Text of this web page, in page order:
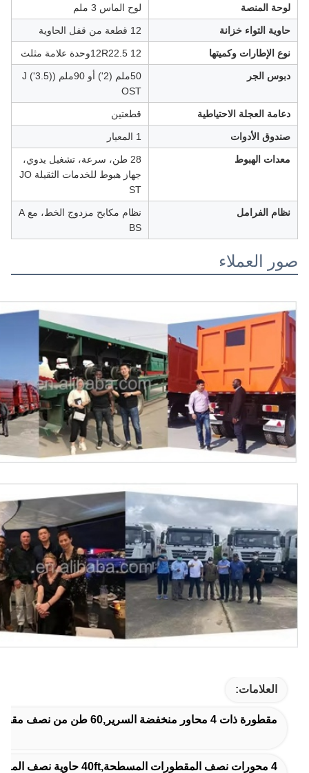
لوحة المنصة لوح الماس 3 ملم
حاوية التواء خزانة 12 قطعة من قفل الحاوية
نوع الإطارات وكميتها 12R22.5 12وحدة علامة مثلث
دبوس الجر
50ملم (2') أو 90ملم ((3.5') J
OST
دعامة العجلة الاحتياطية قطعتين
صندوق الأدوات 1 المعيار
معدات الهبوط
28 طن، سرعة، تشغيل يدوي،
جهاز هبوط للخدمات الثقيلة JO
ST
نظام الفرامل
نظام مكابح مزدوج الخط، مع A
BS
صور العملاء
العلامات:
مقطورة ذات 4 محاور منخفضة السرير,60 طن من نصف مقطورة المنخفضة,شاحنة ذات سرير منخفض للبيع
4 محورات نصف المقطورات المسطحة,40ft حاوية نصف المقطورات السطحية,20ft حاوية نصف المقطورات السطحية